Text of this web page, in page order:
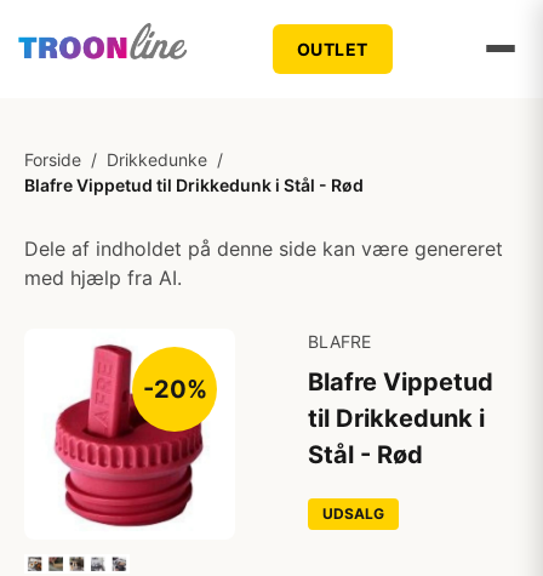
OUTLET
Forside / Drikkedunke /
Blafre Vippetud til Drikkedunk i Stål - Rød
Dele af indholdet på denne side kan være genereret
med hjælp fra AI.
-20%
BLAFRE
Blafre Vippetud
til Drikkedunk i
Stål - Rød
UDSALG